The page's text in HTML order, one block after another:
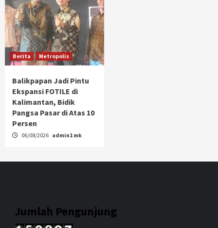
Berita Metropolis
Balikpapan Jadi Pintu
Ekspansi FOTILE di
Kalimantan, Bidik
Pangsa Pasar di Atas 10
Persen
06/08/2026 admin1 mk
Jumlah Pengunjung